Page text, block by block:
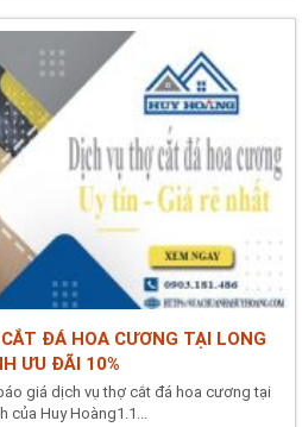
ĐÁ HOA CƯƠNG TẠI LONG
ƯU ĐÃI 10%
giá dịch vụ thợ cắt đá hoa cương tại
của Huy Hoàng1.1...